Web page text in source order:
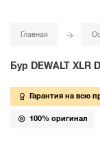
Главная
Бур DEWALT XLR
Гарантия на всю
100% оригинал